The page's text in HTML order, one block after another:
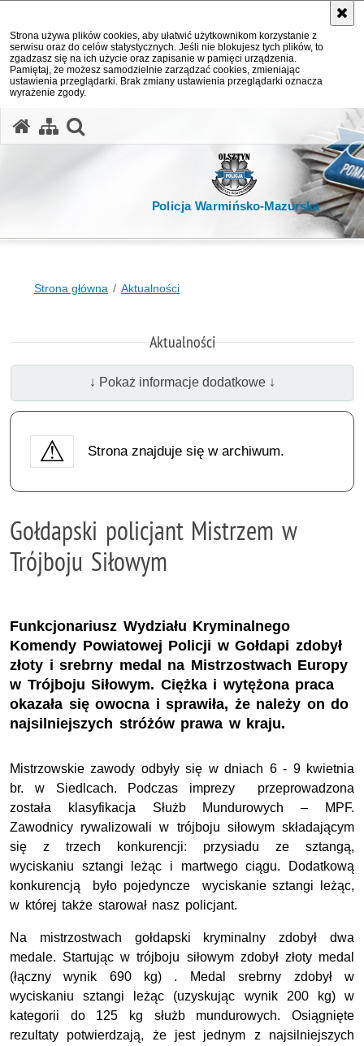
Strona używa plików cookies, aby ułatwić użytkownikom korzystanie z
serwisu oraz do celów statystycznych. Jeśli nie blokujesz tych plików, to
zgadzasz się na ich użycie oraz zapisanie w pamięci urządzenia.
Pamiętaj, że możesz samodzielnie zarządzać cookies, zmieniając
ustawienia przeglądarki. Brak zmiany ustawienia przeglądarki oznacza
wyrażenie zgody.
Policja Warmińsko-Mazurska
Strona główna Aktualności
Aktualności
↓ Pokaż informacje dodatkowe ↓
Strona znajduje się w archiwum.
Gołdapski policjant Mistrzem w
Trójboju Siłowym
Funkcjonariusz Wydziału Kryminalnego
Komendy Powiatowej Policji w Gołdapi zdobył
złoty i srebrny medal na Mistrzostwach Europy
w Trójboju Siłowym. Ciężka i wytężona praca
okazała się owocna i sprawiła, że należy on do
najsilniejszych stróżów prawa w kraju.
Mistrzowskie zawody odbyły się w dniach 6 - 9 kwietnia
br. w Siedlcach. Podczas imprezy przeprowadzona
została klasyfikacja Służb Mundurowych – MPF.
Zawodnicy rywalizowali w trójboju siłowym składającym
się z trzech konkurencji: przysiadu ze sztangą,
wyciskaniu sztangi leżąc i martwego ciągu. Dodatkową
konkurencją było pojedyncze wyciskanie sztangi leżąc,
w której także starował nasz policjant.
Na mistrzostwach gołdapski kryminalny zdobył dwa
medale. Startując w trójboju siłowym zdobył złoty medal
(łączny wynik 690 kg) . Medal srebrny zdobył w
wyciskaniu sztangi leżąc (uzyskując wynik 200 kg) w
kategorii do 125 kg służb mundurowych. Osiągnięte
rezultaty potwierdzają, że jest jednym z najsilniejszych